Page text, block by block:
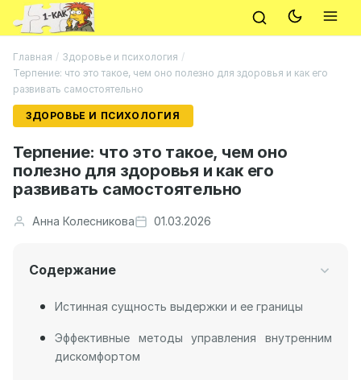
Главная / Здоровье и психология /
Терпение: что это такое, чем оно полезно для здоровья и как его
развивать самостоятельно
ЗДОРОВЬЕ И ПСИХОЛОГИЯ
Терпение: что это такое, чем оно
полезно для здоровья и как его
развивать самостоятельно
Анна Колесникова 01.03.2026
Содержание
Истинная сущность выдержки и ее границы
Эффективные методы управления внутренним
дискомфортом